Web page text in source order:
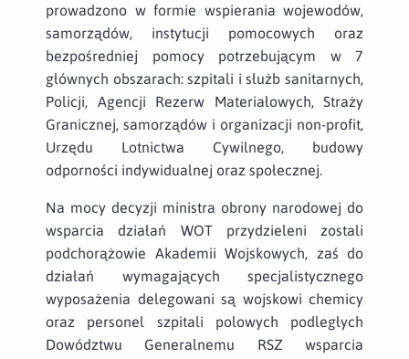
prowadzono w formie wspierania wojewodów,
samorządów, instytucji pomocowych oraz
bezpośredniej pomocy potrzebującym w 7
głównych obszarach: szpitali i służb sanitarnych,
Policji, Agencji Rezerw Materiałowych, Straży
Granicznej, samorządów i organizacji non-profit,
Urzędu Lotnictwa Cywilnego, budowy
odporności indywidualnej oraz społecznej.
Na mocy decyzji ministra obrony narodowej do
wsparcia działań WOT przydzieleni zostali
podchorążowie Akademii Wojskowych, zaś do
działań wymagających specjalistycznego
wyposażenia delegowani są wojskowi chemicy
oraz personel szpitali polowych podległych
Dowództwu Generalnemu RSZ wsparcia